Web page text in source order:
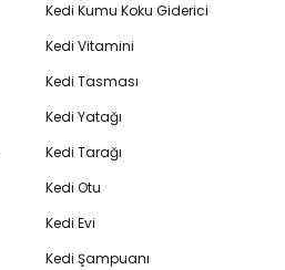
Kedi Kumu Koku Giderici
Kedi Vitamini
Kedi Tasması
Kedi Yatağı
Kedi Tarağı
Kedi Otu
Kedi Evi
Kedi Şampuanı